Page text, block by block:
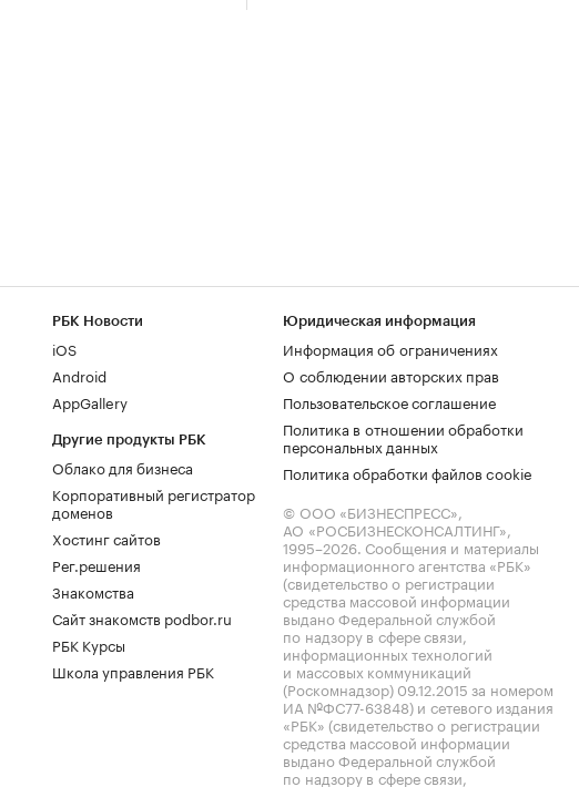
РБК Новости
iOS
Android
AppGallery
Другие продукты РБК
Облако для бизнеса
Корпоративный регистратор
доменов
Хостинг сайтов
Рег.решения
Знакомства
Сайт знакомств podbor.ru
РБК Курсы
Школа управления РБК
Юридическая информация
Информация об ограничениях
О соблюдении авторских прав
Пользовательское соглашение
Политика в отношении обработки
персональных данных
Политика обработки файлов cookie
© ООО «БИЗНЕСПРЕСС»,
АО «РОСБИЗНЕСКОНСАЛТИНГ»,
1995–2026. Сообщения и материалы
информационного агентства «РБК»
(свидетельство о регистрации
средства массовой информации
выдано Федеральной службой
по надзору в сфере связи,
информационных технологий
и массовых коммуникаций
(Роскомнадзор) 09.12.2015 за номером
ИА №ФС77-63848) и сетевого издания
«РБК» (свидетельство о регистрации
средства массовой информации
выдано Федеральной службой
по надзору в сфере связи,